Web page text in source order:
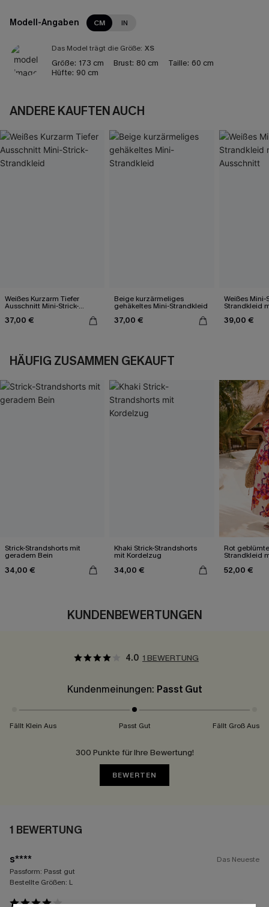
Modell-Angaben CM IN
Das Model trägt die Größe: XS
Größe: 173 cm Brust: 80 cm Taille: 60 cm
Hüfte: 90 cm
ANDERE KAUFTEN AUCH
Weißes Kurzarm Tiefer
Ausschnitt Mini-Strick-
37,00 €
Beige kurzärmeliges
gehäkeltes Mini-Strandkleid
37,00 €
Weißes Mini-
Strandkleid
39,00 €
HÄUFIG ZUSAMMEN GEKAUFT
Strick-Strandshorts mit
geradem Bein
34,00 €
Khaki Strick-Strandshorts
mit Kordelzug
34,00 €
Rot
Strandkleid
52,00 €
KUNDENBEWERTUNGEN
4.0 1 BEWERTUNG
Kundenmeinungen: Passt Gut
Fällt Klein Aus Passt Gut Fällt Groß Aus
300 Punkte für Ihre Bewertung!
BEWERTEN
1 BEWERTUNG
s****
Das Neueste
Passform: Passt gut
Bestellte Größen: L